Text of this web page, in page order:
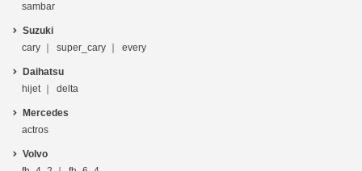
sambar
Suzuki
cary
super_cary every
Daihatsu
hijet
delta
Mercedes
actros
Volvo